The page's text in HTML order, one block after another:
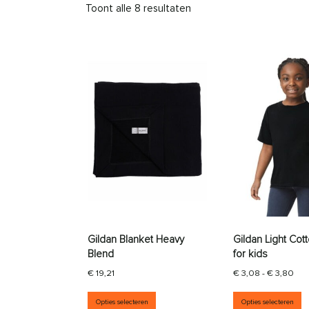
Toont alle 8 resultaten
Gildan Blanket Heavy
Blend
€19,21
Opties selecteren
Dit product heeft meerdere
Gildan Light
for kids
€3,08 -€3,80
Opties selecteren